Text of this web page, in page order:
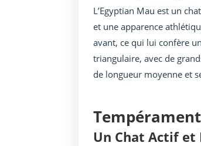
L’Egyptian Mau est un
et une apparence
avant, ce qui lui confère
triangulaire, avec de
de longueur moyenne et
Un Chat Actif